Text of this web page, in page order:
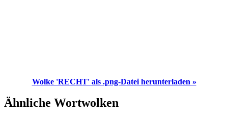
Wolke 'RECHT' als .png-Datei herunterladen »
Ähnliche Wortwolken